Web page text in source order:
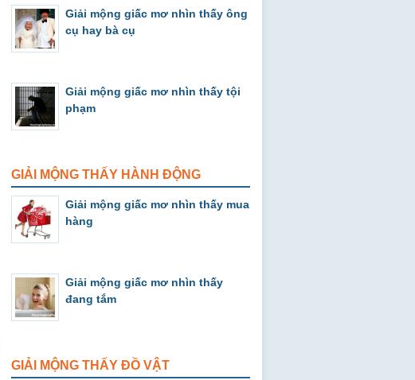
Giải mộng giấc mơ nhìn thấy ông
cụ hay bà cụ
Giải mộng giấc mơ nhìn thấy tội
phạm
GIẢI MỘNG THẤY HÀNH ĐỘNG
Giải mộng giấc mơ nhìn thấy mua
hàng
Giải mộng giấc mơ nhìn thấy
đang tắm
GIẢI MỘNG THẤY ĐỒ VẬT